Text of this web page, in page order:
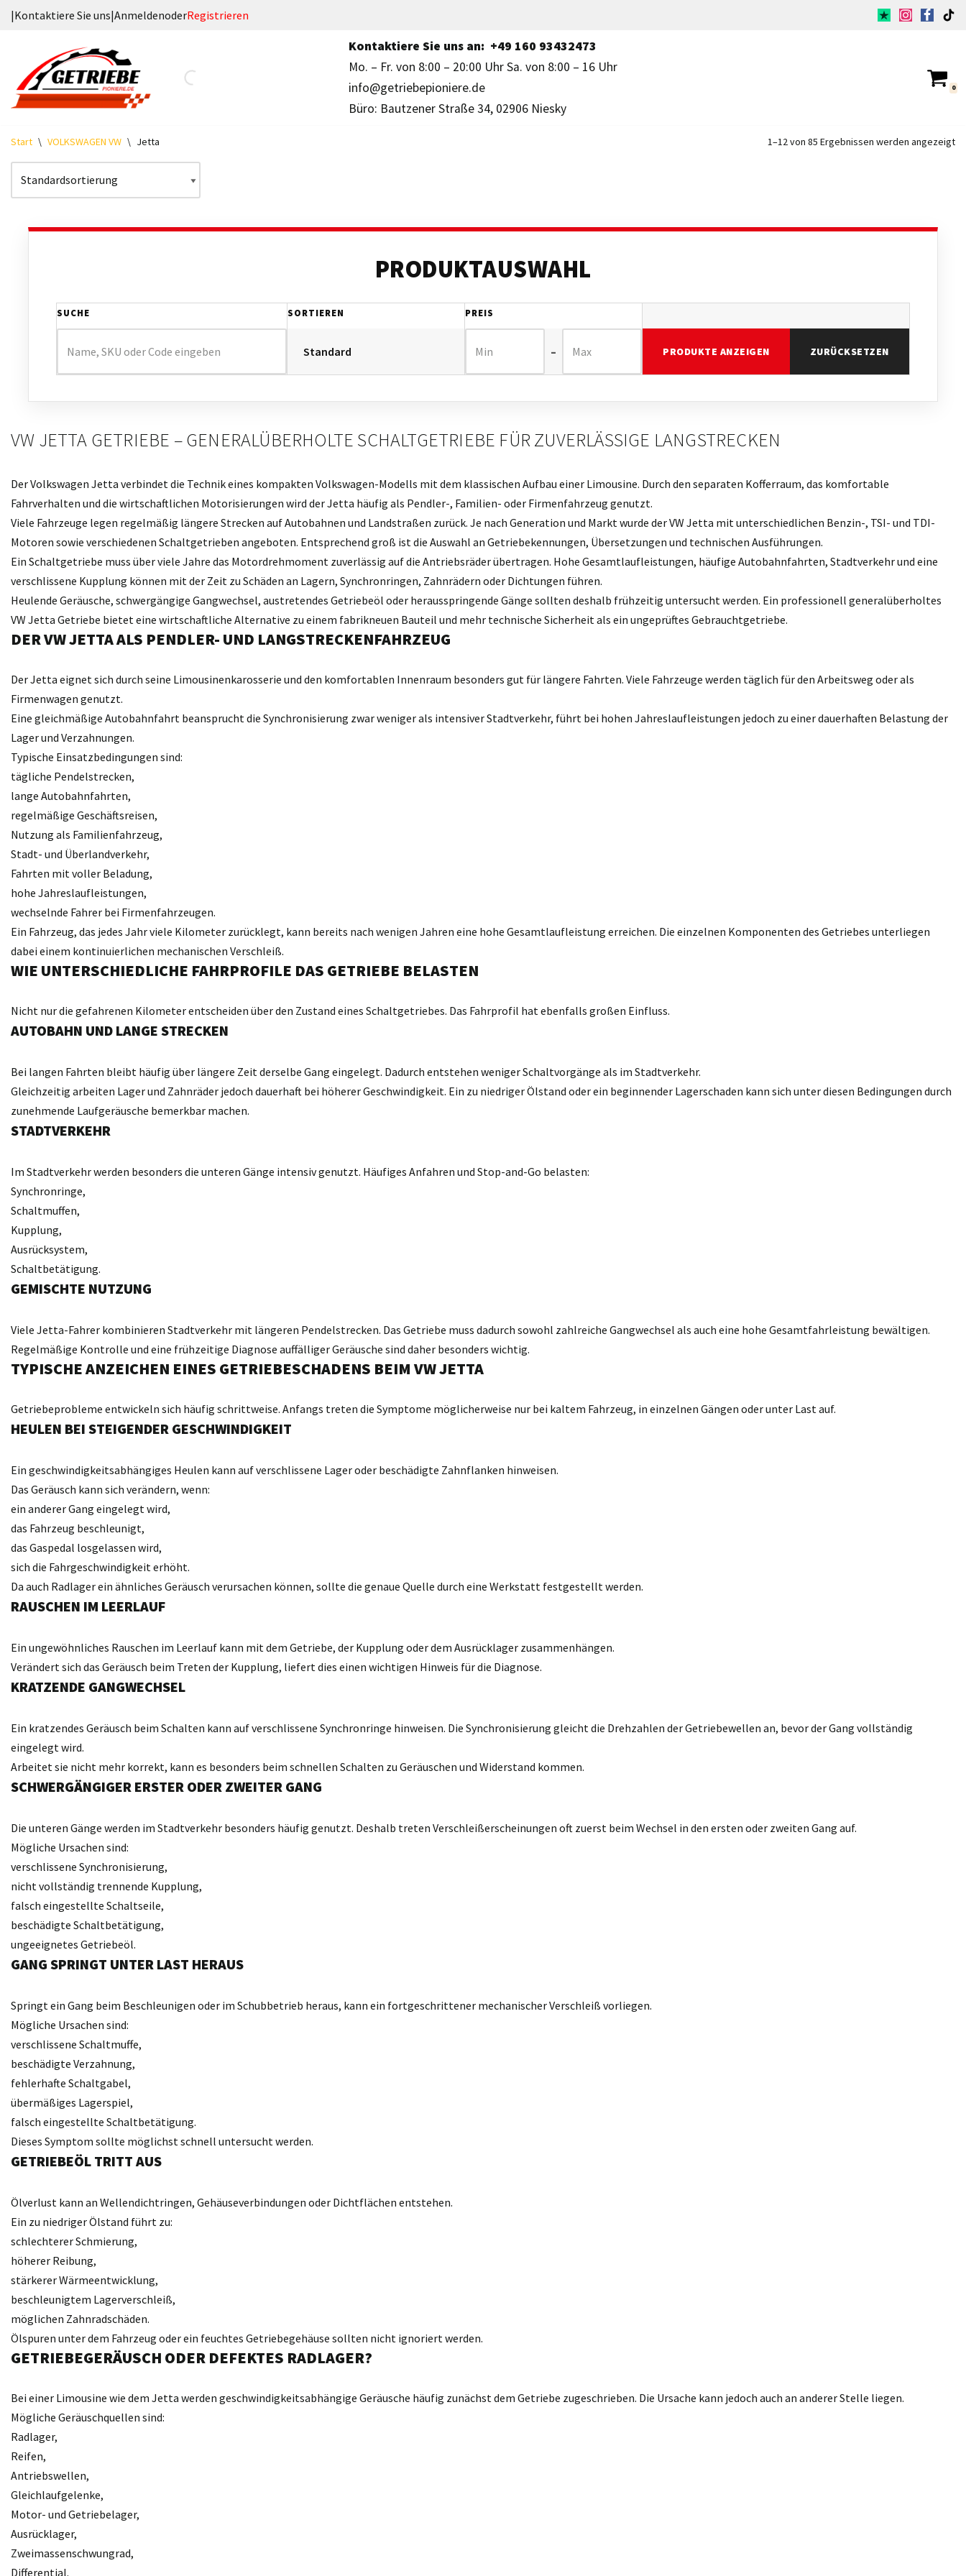
springen
|Kontaktiere Sie uns|AnmeldenoderRegistrieren
Kontaktiere Sie uns an: +49 160 93432473
Mo. – Fr. von 8:00 – 20:00 Uhr Sa. von 8:00 – 16 Uhr
info@getriebepioniere.de
Büro: Bautzener Straße 34, 02906 Niesky
0
Start \ VOLKSWAGEN VW \ Jetta 1–12 von 85 Ergebnissen werden angezeigt
PRODUKTAUSWAHL
SUCHE SORTIEREN PREIS
– PRODUKTE ANZEIGEN ZURÜCKSETZEN
VW JETTA GETRIEBE – GENERALÜBERHOLTE SCHALTGETRIEBE FÜR ZUVERLÄSSIGE LANGSTRECKEN
Der Volkswagen Jetta verbindet die Technik eines kompakten Volkswagen-Modells mit dem klassischen Aufbau einer Limousine. Durch den separaten Kofferraum, das komfortable
Fahrverhalten und die wirtschaftlichen Motorisierungen wird der Jetta häufig als Pendler-, Familien- oder Firmenfahrzeug genutzt.
Viele Fahrzeuge legen regelmäßig längere Strecken auf Autobahnen und Landstraßen zurück. Je nach Generation und Markt wurde der VW Jetta mit unterschiedlichen Benzin-, TSI- und TDI-
Motoren sowie verschiedenen Schaltgetrieben angeboten. Entsprechend groß ist die Auswahl an Getriebekennungen, Übersetzungen und technischen Ausführungen.
Ein Schaltgetriebe muss über viele Jahre das Motordrehmoment zuverlässig auf die Antriebsräder übertragen. Hohe Gesamtlaufleistungen, häufige Autobahnfahrten, Stadtverkehr und eine
verschlissene Kupplung können mit der Zeit zu Schäden an Lagern, Synchronringen, Zahnrädern oder Dichtungen führen.
Heulende Geräusche, schwergängige Gangwechsel, austretendes Getriebeöl oder herausspringende Gänge sollten deshalb frühzeitig untersucht werden. Ein professionell generalüberholtes
VW Jetta Getriebe bietet eine wirtschaftliche Alternative zu einem fabrikneuen Bauteil und mehr technische Sicherheit als ein ungeprüftes Gebrauchtgetriebe.
DER VW JETTA ALS PENDLER- UND LANGSTRECKENFAHRZEUG
Der Jetta eignet sich durch seine Limousinenkarosserie und den komfortablen Innenraum besonders gut für längere Fahrten. Viele Fahrzeuge werden täglich für den Arbeitsweg oder als
Firmenwagen genutzt.
Eine gleichmäßige Autobahnfahrt beansprucht die Synchronisierung zwar weniger als intensiver Stadtverkehr, führt bei hohen Jahreslaufleistungen jedoch zu einer dauerhaften Belastung der
Lager und Verzahnungen.
Typische Einsatzbedingungen sind:
tägliche Pendelstrecken,
lange Autobahnfahrten,
regelmäßige Geschäftsreisen,
Nutzung als Familienfahrzeug,
Stadt- und Überlandverkehr,
Fahrten mit voller Beladung,
hohe Jahreslaufleistungen,
wechselnde Fahrer bei Firmenfahrzeugen.
Ein Fahrzeug, das jedes Jahr viele Kilometer zurücklegt, kann bereits nach wenigen Jahren eine hohe Gesamtlaufleistung erreichen. Die einzelnen Komponenten des Getriebes unterliegen
dabei einem kontinuierlichen mechanischen Verschleiß.
WIE UNTERSCHIEDLICHE FAHRPROFILE DAS GETRIEBE BELASTEN
Nicht nur die gefahrenen Kilometer entscheiden über den Zustand eines Schaltgetriebes. Das Fahrprofil hat ebenfalls großen Einfluss.
AUTOBAHN UND LANGE STRECKEN
Bei langen Fahrten bleibt häufig über längere Zeit derselbe Gang eingelegt. Dadurch entstehen weniger Schaltvorgänge als im Stadtverkehr.
Gleichzeitig arbeiten Lager und Zahnräder jedoch dauerhaft bei höherer Geschwindigkeit. Ein zu niedriger Ölstand oder ein beginnender Lagerschaden kann sich unter diesen Bedingungen durch
zunehmende Laufgeräusche bemerkbar machen.
STADTVERKEHR
Im Stadtverkehr werden besonders die unteren Gänge intensiv genutzt. Häufiges Anfahren und Stop-and-Go belasten:
Synchronringe,
Schaltmuffen,
Kupplung,
Ausrücksystem,
Schaltbetätigung.
GEMISCHTE NUTZUNG
Viele Jetta-Fahrer kombinieren Stadtverkehr mit längeren Pendelstrecken. Das Getriebe muss dadurch sowohl zahlreiche Gangwechsel als auch eine hohe Gesamtfahrleistung bewältigen.
Regelmäßige Kontrolle und eine frühzeitige Diagnose auffälliger Geräusche sind daher besonders wichtig.
TYPISCHE ANZEICHEN EINES GETRIEBESCHADENS BEIM VW JETTA
Getriebeprobleme entwickeln sich häufig schrittweise. Anfangs treten die Symptome möglicherweise nur bei kaltem Fahrzeug, in einzelnen Gängen oder unter Last auf.
HEULEN BEI STEIGENDER GESCHWINDIGKEIT
Ein geschwindigkeitsabhängiges Heulen kann auf verschlissene Lager oder beschädigte Zahnflanken hinweisen.
Das Geräusch kann sich verändern, wenn:
ein anderer Gang eingelegt wird,
das Fahrzeug beschleunigt,
das Gaspedal losgelassen wird,
sich die Fahrgeschwindigkeit erhöht.
Da auch Radlager ein ähnliches Geräusch verursachen können, sollte die genaue Quelle durch eine Werkstatt festgestellt werden.
RAUSCHEN IM LEERLAUF
Ein ungewöhnliches Rauschen im Leerlauf kann mit dem Getriebe, der Kupplung oder dem Ausrücklager zusammenhängen.
Verändert sich das Geräusch beim Treten der Kupplung, liefert dies einen wichtigen Hinweis für die Diagnose.
KRATZENDE GANGWECHSEL
Ein kratzendes Geräusch beim Schalten kann auf verschlissene Synchronringe hinweisen. Die Synchronisierung gleicht die Drehzahlen der Getriebewellen an, bevor der Gang vollständig
eingelegt wird.
Arbeitet sie nicht mehr korrekt, kann es besonders beim schnellen Schalten zu Geräuschen und Widerstand kommen.
SCHWERGÄNGIGER ERSTER ODER ZWEITER GANG
Die unteren Gänge werden im Stadtverkehr besonders häufig genutzt. Deshalb treten Verschleißerscheinungen oft zuerst beim Wechsel in den ersten oder zweiten Gang auf.
Mögliche Ursachen sind:
verschlissene Synchronisierung,
nicht vollständig trennende Kupplung,
falsch eingestellte Schaltseile,
beschädigte Schaltbetätigung,
ungeeignetes Getriebeöl.
GANG SPRINGT UNTER LAST HERAUS
Springt ein Gang beim Beschleunigen oder im Schubbetrieb heraus, kann ein fortgeschrittener mechanischer Verschleiß vorliegen.
Mögliche Ursachen sind:
verschlissene Schaltmuffe,
beschädigte Verzahnung,
fehlerhafte Schaltgabel,
übermäßiges Lagerspiel,
falsch eingestellte Schaltbetätigung.
Dieses Symptom sollte möglichst schnell untersucht werden.
GETRIEBEÖL TRITT AUS
Ölverlust kann an Wellendichtringen, Gehäuseverbindungen oder Dichtflächen entstehen.
Ein zu niedriger Ölstand führt zu:
schlechterer Schmierung,
höherer Reibung,
stärkerer Wärmeentwicklung,
beschleunigtem Lagerverschleiß,
möglichen Zahnradschäden.
Ölspuren unter dem Fahrzeug oder ein feuchtes Getriebegehäuse sollten nicht ignoriert werden.
GETRIEBEGERÄUSCH ODER DEFEKTES RADLAGER?
Bei einer Limousine wie dem Jetta werden geschwindigkeitsabhängige Geräusche häufig zunächst dem Getriebe zugeschrieben. Die Ursache kann jedoch auch an anderer Stelle liegen.
Mögliche Geräuschquellen sind:
Radlager,
Reifen,
Antriebswellen,
Gleichlaufgelenke,
Motor- und Getriebelager,
Ausrücklager,
Zweimassenschwungrad,
Differential.